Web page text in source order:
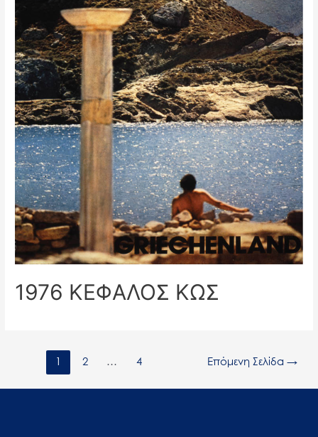
1976 ΚΕΦΑΛΟΣ ΚΩΣ
1 2 … 4 Επόμενη Σελίδα →